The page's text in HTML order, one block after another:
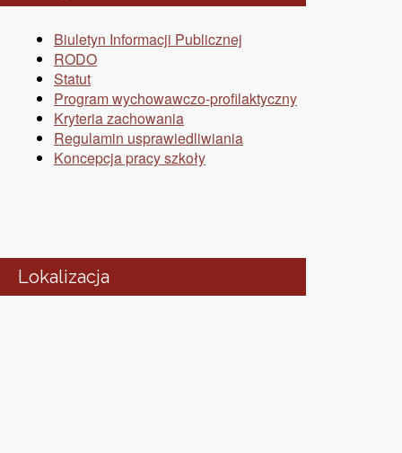
Biuletyn Informacji Publicznej
RODO
Statut
Program wychowawczo-profilaktyczny
Kryteria zachowania
Regulamin usprawiedliwiania
Koncepcja pracy szkoły
Lokalizacja